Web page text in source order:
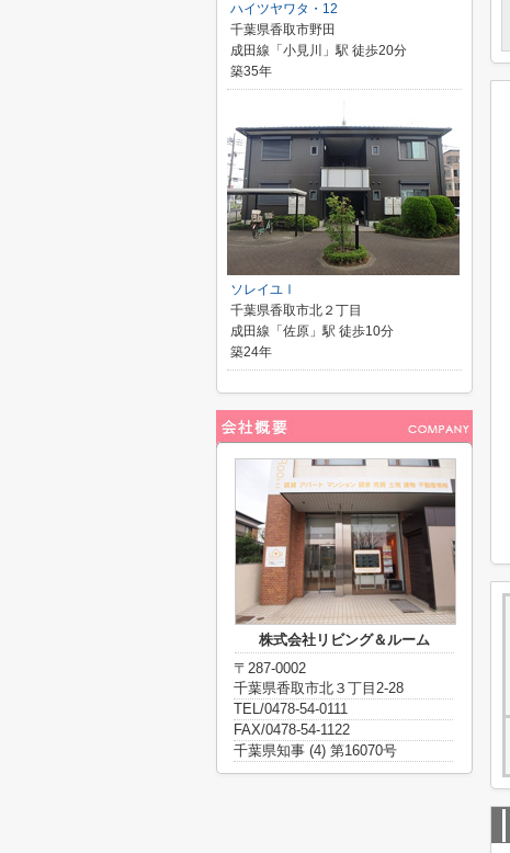
ハイツヤワタ・12
千葉県香取市野田
成田線「小見川」駅 徒歩20分
築35年
ソレイユⅠ
千葉県香取市北２丁目
成田線「佐原」駅 徒歩10分
築24年
株式会社リビング＆ルーム
〒287-0002
千葉県香取市北３丁目2-28
TEL/0478-54-0111
FAX/0478-54-1122
千葉県知事 (4) 第16070号